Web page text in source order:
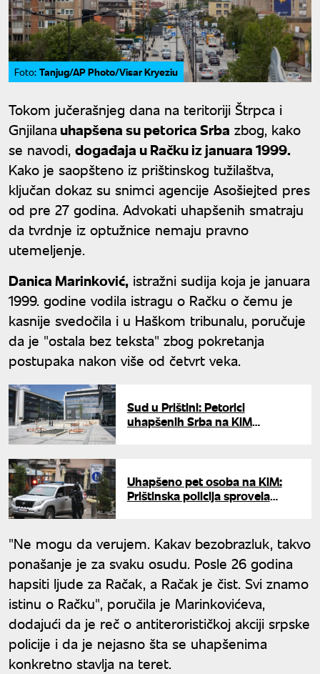
Foto: Tanjug/AP Photo/Visar Kryeziu
Tokom jučerašnjeg dana na teritoriji Štrpca i
Gnjilana uhapšena su petorica Srba zbog, kako
se navodi, događaja u Račku iz januara 1999.
Kako je saopšteno iz prištinskog tužilaštva,
ključan dokaz su snimci agencije Asošiejted pres
od pre 27 godina. Advokati uhapšenih smatraju
da tvrdnje iz optužnice nemaju pravno
utemeljenje.
Danica Marinković, istražni sudija koja je januara
1999. godine vodila istragu o Račku o čemu je
kasnije svedočila i u Haškom tribunalu, poručuje
da je "ostala bez teksta" zbog pokretanja
postupaka nakon više od četvrt veka.
Sud u Prištini: Petorici
uhapšenih Srba na KiM
Uhapšeno pet osoba na KiM:
Prištinska policija sprovela
"Ne mogu da verujem. Kakav bezobrazluk, takvo
ponašanje je za svaku osudu. Posle 26 godina
hapsiti ljude za Račak, a Račak je čist. Svi znamo
istinu o Račku", poručila je Marinkovićeva,
dodajući da je reč o antiterorističkoj akciji srpske
policije i da je nejasno šta se uhapšenima
konkretno stavlja na teret.